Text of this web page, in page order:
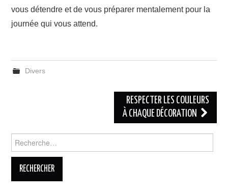
vous détendre et de vous préparer mentalement pour la
journée qui vous attend.
Divers
RESPECTER LES COULEURS
À CHAQUE DÉCORATION